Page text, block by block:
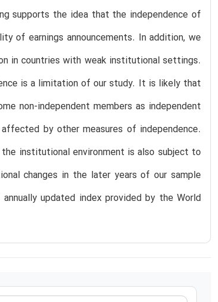
supports the idea that the independence of
of earnings announcements. In addition, we
in countries with weak institutional settings.
is a limitation of our study. It is likely that
non-independent members as independent
by other measures of independence.
institutional environment is also subject to
changes in the later years of our sample
updated index provided by the World